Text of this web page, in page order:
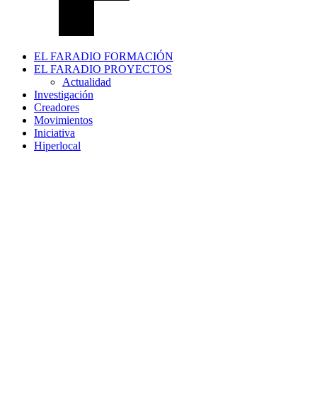
EL FARADIO FORMACIÓN
EL FARADIO PROYECTOS
Actualidad
Investigación
Creadores
Movimientos
Iniciativa
Hiperlocal